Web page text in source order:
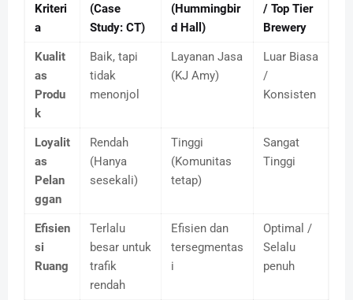
Kriteri
a
(Case
Study: CT)
(Hummingbir
d Hall)
/ Top Tier
Brewery
Kualit
as
Produ
k
Baik, tapi
tidak
menonjol
Layanan Jasa
(KJ Amy)
Luar Biasa
/
Konsisten
Loyalit
as
Pelan
ggan
Rendah
(Hanya
sesekali)
Tinggi
(Komunitas
tetap)
Sangat
Tinggi
Efisien
si
Ruang
Terlalu
besar untuk
trafik
rendah
Efisien dan
tersegmentas
i
Optimal /
Selalu
penuh